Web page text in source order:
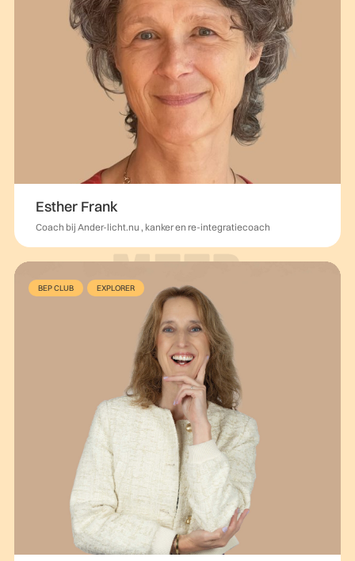
Esther Frank
Coach bij Ander-licht.nu , kanker en re-integratiecoach
BEP CLUB EXPLORER